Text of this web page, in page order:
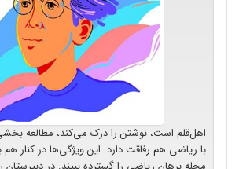
اهل‌قلم است، نوشتن را درک می‌کند، مطالعه
با ریاضی هم رفاقت دارد. این ویژگی‌ها در کنار هم